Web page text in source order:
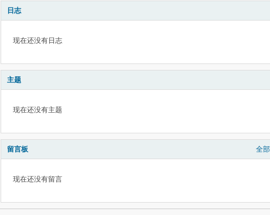
日志
现在还没有日志
主题
现在还没有主题
留言板 全部
现在还没有留言